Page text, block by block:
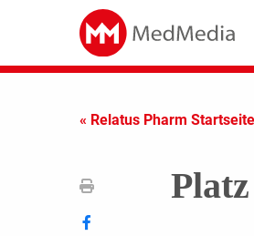
« Relatus Pharm Startseite